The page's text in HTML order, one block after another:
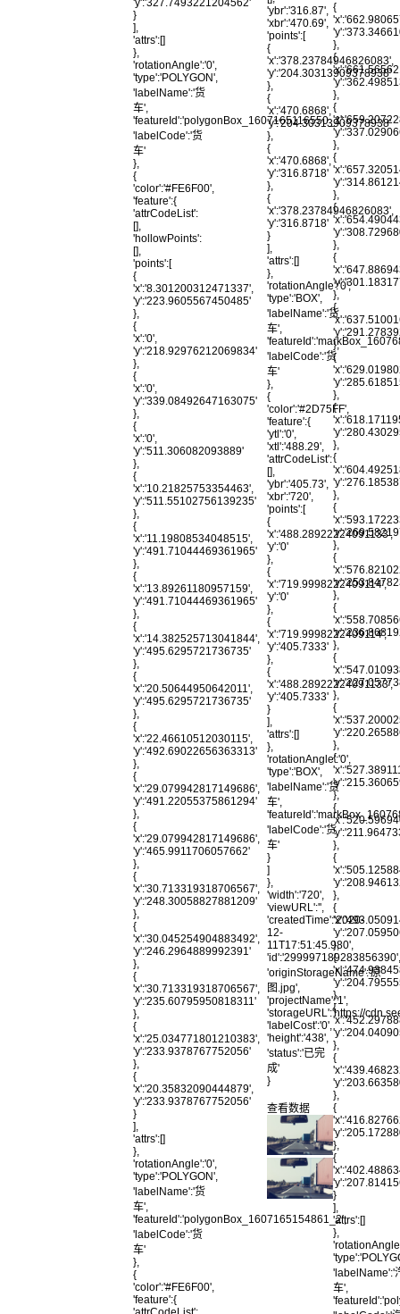
'y':'327.7493221204562'
}
],
'attrs':[]
},
'rotationAngle':'0',
'type':'POLYGON',
'labelName':'货
车',
'featureId':'polygonBox_1607165116550_1',
'labelCode':'货
车'
},
{
'color':'#FE6F00',
'feature':{
'attrCodeList':
[],
'hollowPoints':
[],
'points':[
{
'x':'8.301200312471337',
'y':'223.9605567450485'
},
{
'x':'0',
'y':'218.92976212069834'
},
{
'x':'0',
'y':'339.08492647163075'
},
{
'x':'0',
'y':'511.306082093889'
},
{
'x':'10.21825753354463',
'y':'511.55102756139235'
},
{
'x':'11.19808534048515',
'y':'491.71044469361965'
},
{
'x':'13.89261180957159',
'y':'491.71044469361965'
},
{
'x':'14.382525713041844',
'y':'495.6295721736735'
},
{
'x':'20.50644950642011',
'y':'495.6295721736735'
},
{
'x':'22.46610512030115',
'y':'492.69022656363313'
},
{
'x':'29.079942817149686',
'y':'491.22055375861294'
},
{
'x':'29.079942817149686',
'y':'465.9911706057662'
},
{
'x':'30.713319318706567',
'y':'248.30058827881209'
},
{
'x':'30.045254904883492',
'y':'246.2964889992391'
},
{
'x':'30.713319318706567',
'y':'235.60795950818311'
},
{
'x':'25.034771801210383',
'y':'233.9378767752056'
},
{
'x':'20.35832090444879',
'y':'233.9378767752056'
}
],
'attrs':[]
},
'rotationAngle':'0',
'type':'POLYGON',
'labelName':'货
车',
'featureId':'polygonBox_1607165154861_2',
'labelCode':'货
车'
},
{
'color':'#FE6F00',
'feature':{
'ybr':'316.87',
'xbr':'470.69',
'points':[
{
'x':'378.23784946826083',
'y':'204.30313909378938'
},
{
'x':'470.6868',
'y':'204.30313909378938'
},
{
'x':'470.6868',
'y':'316.8718'
},
{
'x':'378.23784946826083',
'y':'316.8718'
}
],
'attrs':[]
},
'rotationAngle':'0',
'type':'BOX',
'labelName':'货
车',
'labelCode':'货
车'
},
{
'color':'#2D75FF',
'feature':{
'ytl':'0',
'xtl':'488.29',
'attrCodeList':
[],
'ybr':'405.73',
'xbr':'720',
'points':[
{
'x':'488.28922224091133',
'y':'0'
},
{
'x':'719.9998222409114',
'y':'0'
},
{
'x':'719.9998222409114',
'y':'405.7333'
},
{
'x':'488.28922224091133',
'y':'405.7333'
}
],
'attrs':[]
},
'rotationAngle':'0',
'type':'BOX',
'labelName':'货
车',
'labelCode':'货
车'
}
]
},
'width':'720',
'viewURL':'',
'createdTime':'2020-
12-
11T17:51:45.980',
'id':'299997189283856390',
'originStorageName':'原
图.jpg',
'projectName':'1',
'storageURL':'https://
'labelCost':'0',
'height':'438',
'status':'已完
成'
}
查看数据
{
},
{
},
{
},
{
},
{
},
{
},
{
},
{
},
{
},
{
},
{
},
{
},
{
},
{
},
{
},
{
},
{
},
{
},
{
},
{
},
{
},
{
},
{
},
{
}
],
'attrs':[]
},
'labelName':'
车',